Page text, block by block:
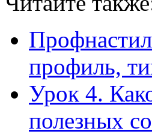
профиль,
Урок 4.
полезных